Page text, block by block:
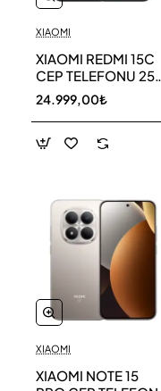
XIAOMI
XIAOMI REDMI 15C
CEP TELEFONU 256
GB
24.999,00₺
XIAOMI
XIAOMI NOTE 15